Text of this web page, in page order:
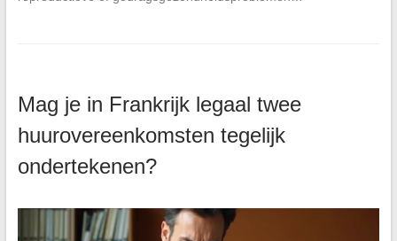
Mag je in Frankrijk legaal twee
huurovereenkomsten tegelijk
ondertekenen?